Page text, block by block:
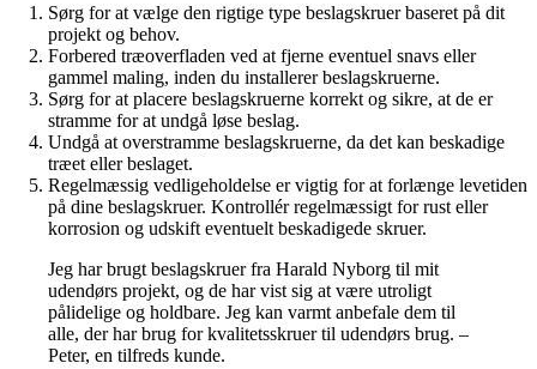
Sørg for at vælge den rigtige type beslagskruer baseret på dit
projekt og behov.
Forbered træoverfladen ved at fjerne eventuel snavs eller
gammel maling, inden du installerer beslagskruerne.
Sørg for at placere beslagskruerne korrekt og sikre, at de er
stramme for at undgå løse beslag.
Undgå at overstramme beslagskruerne, da det kan beskadige
træet eller beslaget.
Regelmæssig vedligeholdelse er vigtig for at forlænge levetiden
på dine beslagskruer. Kontrollér regelmæssigt for rust eller
korrosion og udskift eventuelt beskadigede skruer.
Jeg har brugt beslagskruer fra Harald Nyborg til mit
udendørs projekt, og de har vist sig at være utroligt
pålidelige og holdbare. Jeg kan varmt anbefale dem til
alle, der har brug for kvalitetsskruer til udendørs brug. –
Peter, en tilfreds kunde.